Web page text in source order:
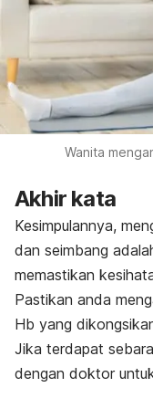
Wanita
Akhir kata
Kesimpulannya,
dan seimbang
memastikan
Pastikan anda
Hb yang
Jika terdapat
dengan doktor